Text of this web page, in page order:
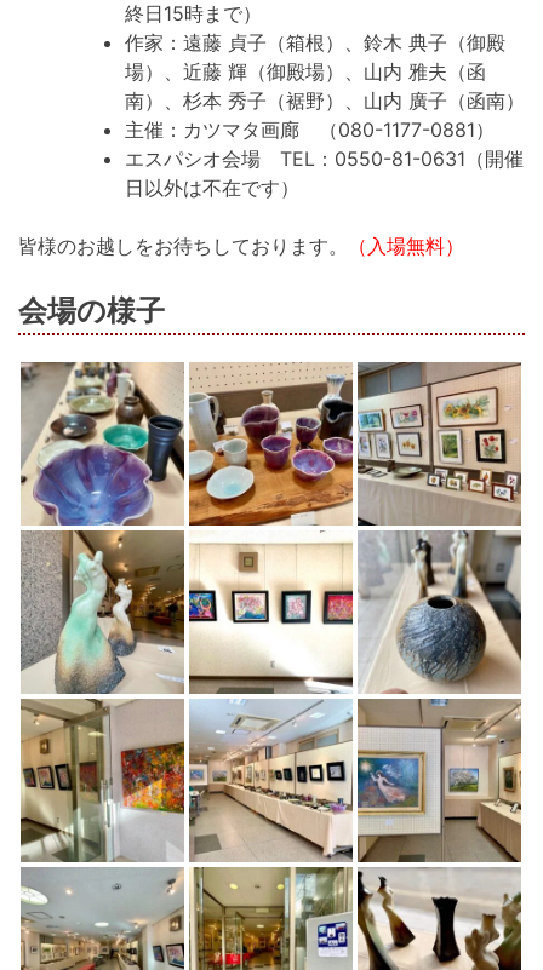
終日15時まで）
作家：遠藤 貞子（箱根）、鈴木 典子（御殿
場）、近藤 輝（御殿場）、山内 雅夫（函
南）、杉本 秀子（裾野）、山内 廣子（函南）
主催：カツマタ画廊 （080-1177-0881）
エスパシオ会場 TEL：0550-81-0631（開催
日以外は不在です）
皆様のお越しをお待ちしております。 （入場無料）
会場の様子